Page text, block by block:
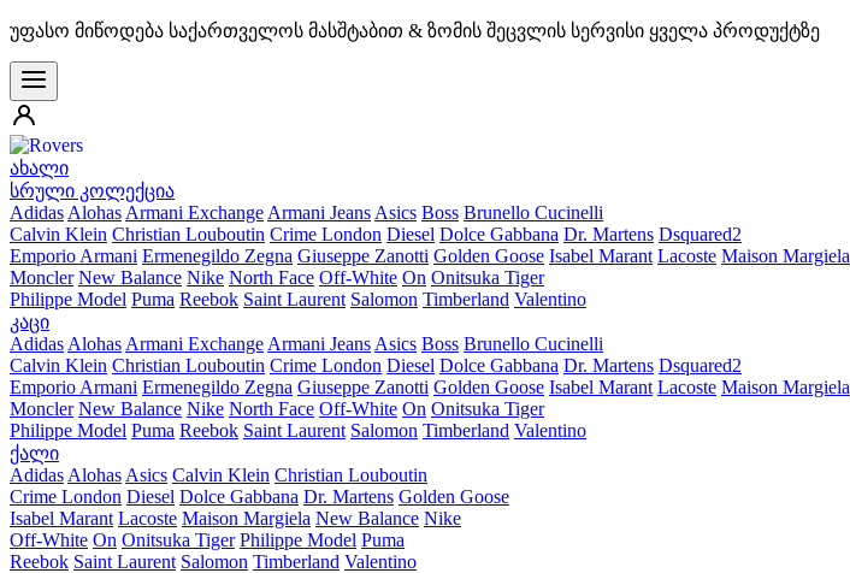
უფასო მიწოდება საქართველოს მასშტაბით & ზომის შეცვლის სერვისი ყველა პროდუქტზე
ახალი
სრული კოლექცია
Adidas Alohas Armani Exchange Armani Jeans Asics Boss Brunello Cucinelli
Calvin Klein Christian Louboutin Crime London Diesel Dolce Gabbana Dr. Martens Dsquared2
Emporio Armani Ermenegildo Zegna Giuseppe Zanotti Golden Goose Isabel Marant Lacoste Maison Margiela
Moncler New Balance Nike North Face Off-White On Onitsuka Tiger
Philippe Model Puma Reebok Saint Laurent Salomon Timberland Valentino
კაცი
Adidas Alohas Armani Exchange Armani Jeans Asics Boss Brunello Cucinelli
Calvin Klein Christian Louboutin Crime London Diesel Dolce Gabbana Dr. Martens Dsquared2
Emporio Armani Ermenegildo Zegna Giuseppe Zanotti Golden Goose Isabel Marant Lacoste Maison Margiela
Moncler New Balance Nike North Face Off-White On Onitsuka Tiger
Philippe Model Puma Reebok Saint Laurent Salomon Timberland Valentino
ქალი
Adidas Alohas Asics Calvin Klein Christian Louboutin
Crime London Diesel Dolce Gabbana Dr. Martens Golden Goose
Isabel Marant Lacoste Maison Margiela New Balance Nike
Off-White On Onitsuka Tiger Philippe Model Puma
Reebok Saint Laurent Salomon Timberland Valentino